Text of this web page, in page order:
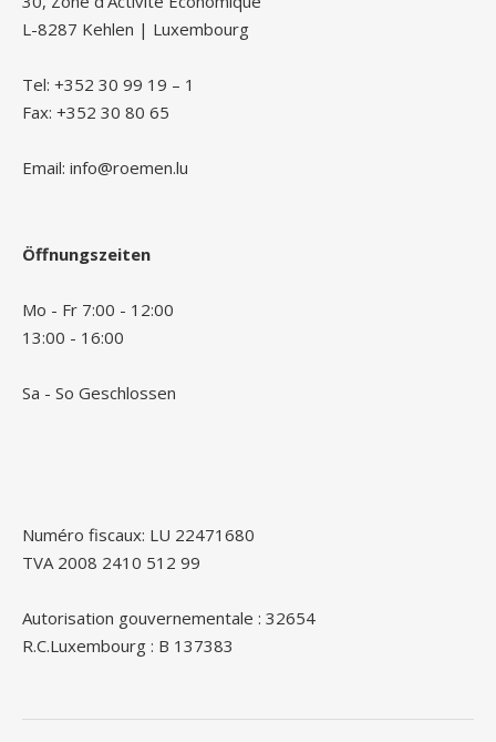
L-8287 Kehlen | Luxembourg
Tel: +352 30 99 19 – 1
Fax: +352 30 80 65
Email: info@roemen.lu
Öffnungszeiten
Mo - Fr 7:00 - 12:00
13:00 - 16:00
Sa - So Geschlossen
Numéro fiscaux: LU 22471680
TVA 2008 2410 512 99
Autorisation gouvernementale : 32654
R.C.Luxembourg : B 137383